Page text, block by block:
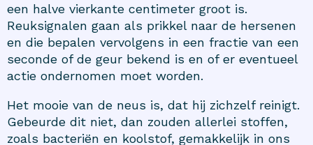
een halve vierkante centimeter groot is.
Reuksignalen gaan als prikkel naar de hersenen
en die bepalen vervolgens in een fractie van een
seconde of de geur bekend is en of er eventueel
actie ondernomen moet worden.
Het mooie van de neus is, dat hij zichzelf reinigt.
Gebeurde dit niet, dan zouden allerlei stoffen,
zoals bacteriën en koolstof, gemakkelijk in ons